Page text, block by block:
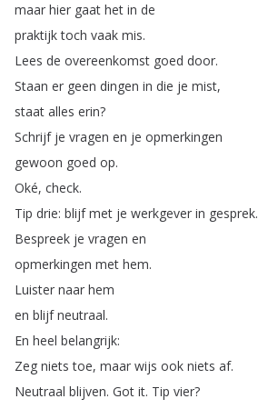
maar hier gaat het in de
praktijk toch vaak mis.
Lees de overeenkomst goed door.
Staan er geen dingen in die je mist,
staat alles erin?
Schrijf je vragen en je opmerkingen
gewoon goed op.
Oké, check.
Tip drie: blijf met je werkgever in gesprek.
Bespreek je vragen en
opmerkingen met hem.
Luister naar hem
en blijf neutraal.
En heel belangrijk:
Zeg niets toe, maar wijs ook niets af.
Neutraal blijven. Got it. Tip vier?